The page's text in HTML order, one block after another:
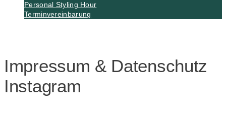
Personal Styling Hour
Terminvereinbarung
Impressum & Datenschutz
Instagram